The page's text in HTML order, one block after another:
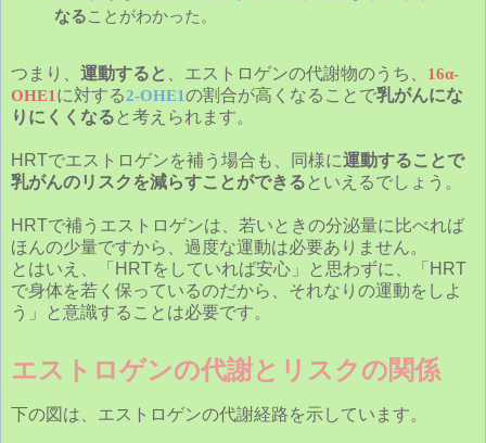
なることがわかった。
つまり、 運動すると 、エストロゲンの代謝物のうち、 16α-
OHE1 に対する2-OHE1の割合が高くなることで乳がんにな
りにくくなる と考えられます。
HRTでエストロゲンを補う場合も、同様に運動することで
乳がんのリスクを減らすことができる といえるでしょう。
HRTで補うエストロゲンは、若いときの分泌量に比べれば
ほんの少量ですから、過度な運動は必要ありません。
とはいえ、「HRTをしていれば安心」と思わずに、「HRT
で身体を若く保っているのだから、それなりの運動をしよ
う」と意識することは必要です。
エストロゲンの代謝とリスクの関係
下の図は、エストロゲンの代謝経路を示しています。